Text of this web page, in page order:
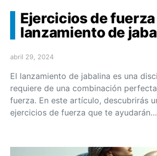
Ejercicios de fuerza
lanzamiento de
abril 29, 2024
El lanzamiento de jabalina es una
requiere de una combinación
fuerza. En este artículo, descubrirás
ejercicios de fuerza que te ayudarán…